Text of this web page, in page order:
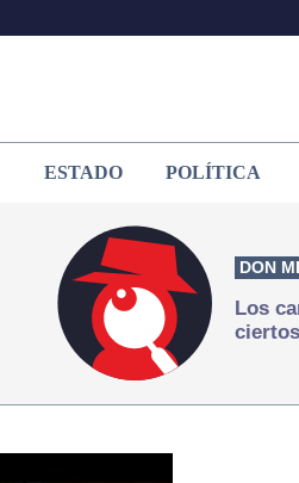
ESTADO POLÍTICA
DON
Los